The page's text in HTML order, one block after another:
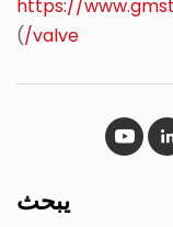
https://
valve/
)
يبحث